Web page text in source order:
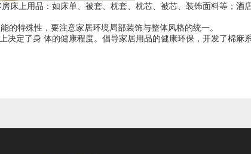
床上用品：如床单、被套、枕套、枕芯、被芯、装饰面料等；酒
特殊性，要注意家居环境局部装饰与整体风格的统一。
定了身 体的健康程度。倡导家居用品的健康环保，开发了棉麻